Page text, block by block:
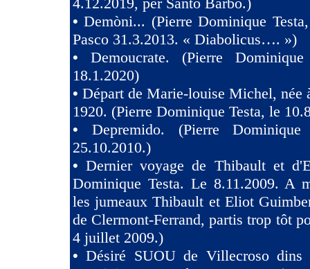
•Demòni... (Pierre Dominique
Pasco 31.3.2013. « Diabolicus…. »)
• Demoucrate. (Pierre
18.1.2020)
• Départ de Marie-louise Michel, née
1920. (Pierre Dominique Testa, le
• Depremido. (Pierre
25.10.2010.)
•Dernier voyage de Thibault et
Dominique Testa. Le 8.11.2009. A
les jumeaux Thibault et Eliot
de Clermont-Ferrand, partis trop tôt
4 juillet 2009.)
•Désiré SUOU de Villecroso dins